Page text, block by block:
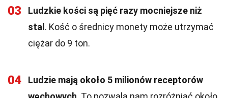
03
Ludzkie kości są pięć razy mocniejsze niż
stal . Kość o średnicy monety może utrzymać
ciężar do 9 ton.
04
Ludzie mają około 5 milionów receptorów